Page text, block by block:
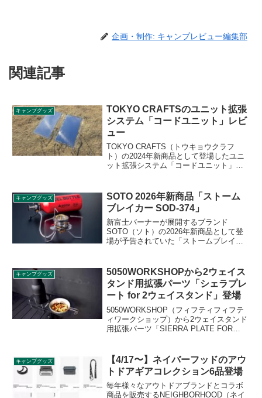
企画・制作: キャンプレビュー編集部
関連記事
キャンプグッズ
TOKYO CRAFTSのユニット拡張
システム「コードユニット」レビ
ュー
TOKYO CRAFTS（トウキョウクラフ
ト）の2024年新商品として登場したユニ
ット拡張システム「コードユニット」を
おすすめのポイントなどをレビューしま
す。
キャンプグッズ
SOTO 2026年新商品「ストーム
ブレイカー SOD-374」
新富士バーナーが展開するブランド
SOTO（ソト）の2026年新商品として登
場が予告されていた「ストームブレイカ
し、下方に放射される熱を大幅に遮断す
ることによりバーナーを置いた面に対す
るダメージを大幅に軽減します。詳細を
レビューします。
キャンプグッズ
5050WORKSHOPから2ウェイス
タンド用拡張パーツ「シェラプレ
ート for 2ウェイスタンド」登場
5050WORKSHOP（フィフティフィフテ
ィワークショップ）から2ウェイスタンド
用拡張パーツ「SIERRA PLATE FOR
レビューします。
キャンプグッズ
【4/17〜】ネイバーフッドのアウ
トドアギアコレクション6品登場
毎年様々なアウトドアブランドとコラボ
商品を販売するNEIGHBORHOOD（ネイ